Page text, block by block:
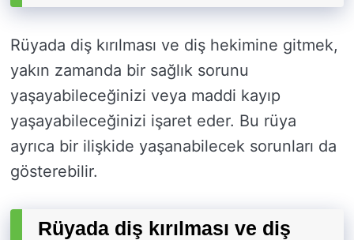
Rüyada diş kırılması ve diş hekimine gitmek,
yakın zamanda bir sağlık sorunu
yaşayabileceğinizi veya maddi kayıp
yaşayabileceğinizi işaret eder. Bu rüya
ayrıca bir ilişkide yaşanabilecek sorunları da
gösterebilir.
Rüyada diş kırılması ve diş